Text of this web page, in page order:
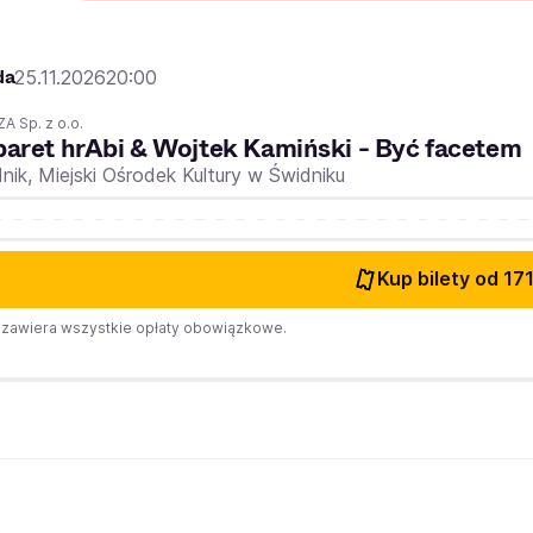
25.11.202620:00
Sp. z o.o.
hrAbi & Wojtek Kamiński - Być facetem
Miejski Ośrodek Kultury w Świdniku
Kup bilety od
zawiera wszystkie opłaty obowiązkowe.